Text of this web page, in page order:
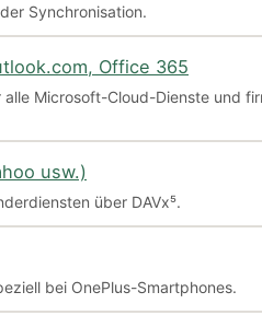
Synchronisation.
Office 365
Microsoft-Cloud-Dienste und
usw.)
über DAVx⁵.
bei OnePlus-Smartphones.